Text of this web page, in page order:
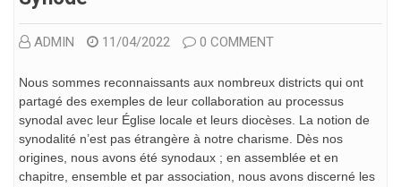
ADMIN 11/04/2022 0 COMMENT
Nous sommes reconnaissants aux nombreux districts qui ont
partagé des exemples de leur collaboration au processus
synodal avec leur Église locale et leurs diocèses. La notion de
synodalité n’est pas étrangère à notre charisme. Dès nos
origines, nous avons été synodaux ; en assemblée et en
chapitre, ensemble et par association, nous avons discerné les